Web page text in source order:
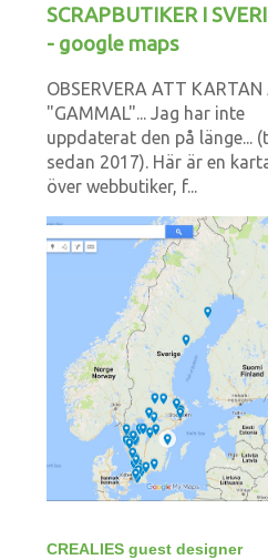
SCRAPBUTIKER I
- google maps
OBSERVERA ATT KARTAN
"GAMMAL"... Jag har inte
uppdaterat den på länge...
sedan 2017). Här är en
över webbutiker, f...
CREALIES guest designer